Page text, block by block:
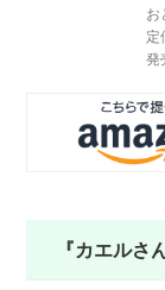
お
定
発
『カエルさ